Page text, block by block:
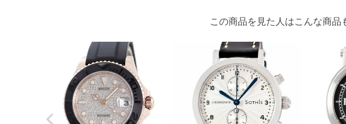
この商品を見た人はこんな商品